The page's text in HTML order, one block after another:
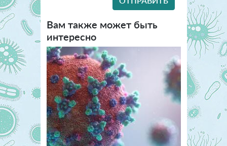
Вам также может быть
интересно